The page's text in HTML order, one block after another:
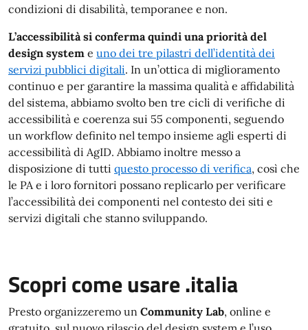
condizioni di disabilità, temporanee e non.
L’accessibilità si conferma quindi una priorità del
design system e uno dei tre pilastri dell’identità dei
servizi pubblici digitali. In un’ottica di miglioramento
continuo e per garantire la massima qualità e affidabilità
del sistema, abbiamo svolto ben tre cicli di verifiche di
accessibilità e coerenza sui 55 componenti, seguendo
un workflow definito nel tempo insieme agli esperti di
accessibilità di AgID. Abbiamo inoltre messo a
disposizione di tutti questo processo di verifica, così che
le PA e i loro fornitori possano replicarlo per verificare
l’accessibilità dei componenti nel contesto dei siti e
servizi digitali che stanno sviluppando.
Scopri come usare .italia
Presto organizzeremo un Community Lab, online e